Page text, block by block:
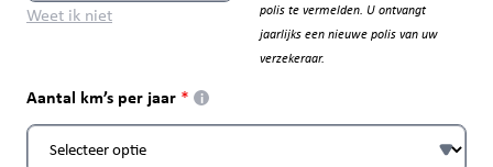
Weet ik niet
polis te vermelden. U ontvangt
jaarlijks een nieuwe polis van uw
verzekeraar.
Aantal km’s per jaar i